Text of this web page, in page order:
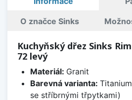
O značce Sinks
Kuchyňský dřez Sinks
72 levý
Materiál: Granit
Barevná varianta:
se stříbrnými třpytkami)